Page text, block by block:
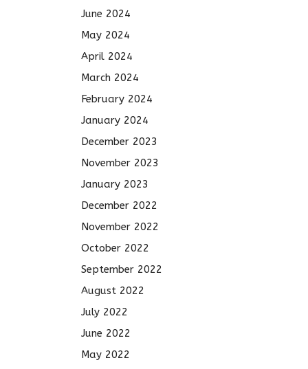
June 2024
May 2024
April 2024
March 2024
February 2024
January 2024
December 2023
November 2023
January 2023
December 2022
November 2022
October 2022
September 2022
August 2022
July 2022
June 2022
May 2022